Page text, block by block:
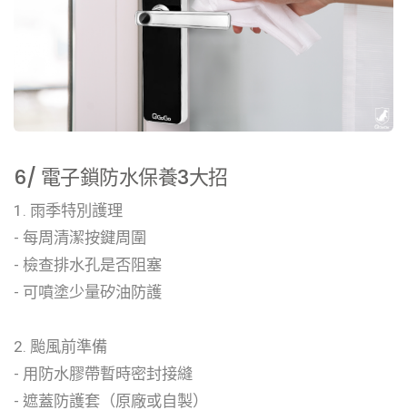
6/ 電子鎖防水保養3大招
1. 雨季特別護理
- 每周清潔按鍵周圍
- 檢查排水孔是否阻塞
- 可噴塗少量矽油防護
2. 颱風前準備
- 用防水膠帶暫時密封接縫
- 遮蓋防護套（原廠或自製）